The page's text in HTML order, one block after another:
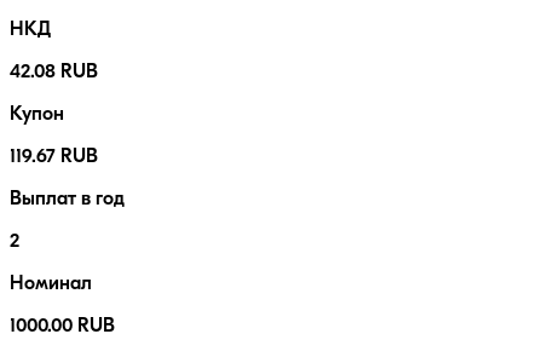
НКД
42.08 RUB
Купон
119.67 RUB
Выплат в год
2
Номинал
1000.00 RUB